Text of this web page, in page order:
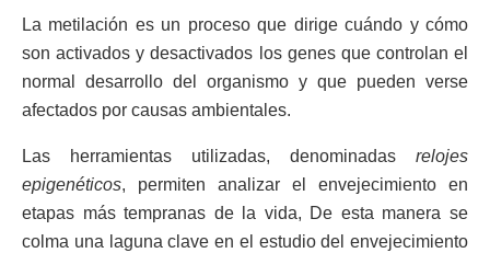
La metilación es un proceso que dirige cuándo y cómo
son activados y desactivados los genes que controlan el
normal desarrollo del organismo y que pueden verse
afectados por causas ambientales.
Las herramientas utilizadas, denominadas relojes
epigenéticos, permiten analizar el envejecimiento en
etapas más tempranas de la vida, De esta manera se
colma una laguna clave en el estudio del envejecimiento